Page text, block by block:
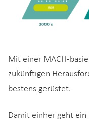
Mit einer MACH-
zukünftigen
bestens gerüstet.
Damit einher geht ein